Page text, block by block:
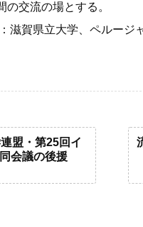
地域貢
交流の場とする。
滋賀県立大学、ペルー
盟・第25回イ
会議の後援